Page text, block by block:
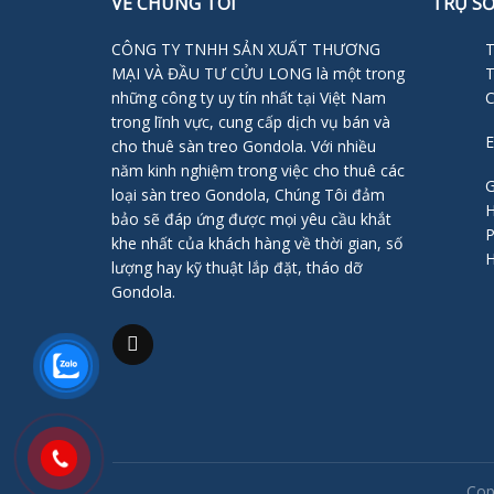
CÔNG TY TNHH SẢN XUẤT THƯƠNG
MẠI VÀ ĐẦU TƯ CỬU LONG là một trong
những công ty uy tín nhất tại Việt Nam
trong lĩnh vực, cung cấp dịch vụ bán và
cho thuê sàn treo Gondola. Với nhiều
năm kinh nghiệm trong việc cho thuê các
loại sàn treo Gondola, Chúng Tôi đảm
bảo sẽ đáp ứng được mọi yêu cầu khắt
khe nhất của khách hàng về thời gian, số
lượng hay kỹ thuật lắp đặt, tháo dỡ
Gondola.